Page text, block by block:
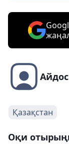
Қазақстан
Оқи